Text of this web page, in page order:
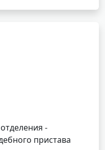
-
пристава